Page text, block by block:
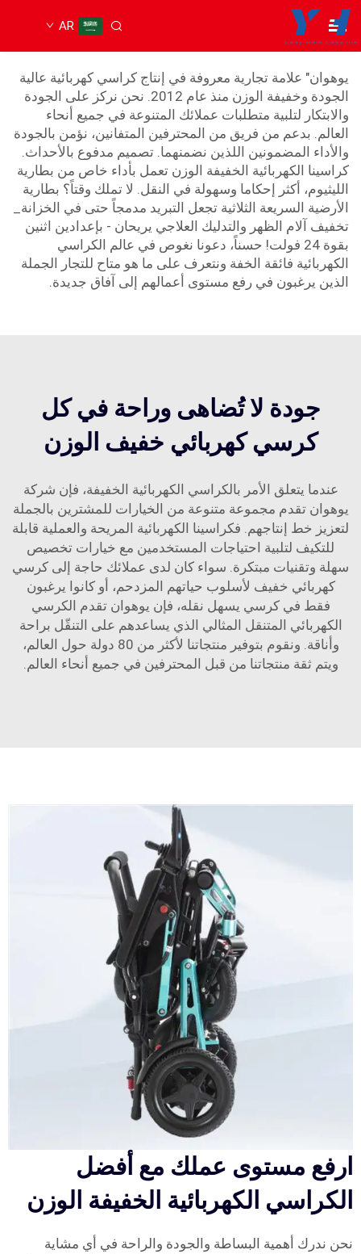
AR
كرسي الطاقة الخفيف الوزن
يوهوان" علامة تجارية معروفة في إنتاج كراسي كهربائية عالية
الجودة وخفيفة الوزن منذ عام 2012. نحن نركز على الجودة
والابتكار لتلبية متطلبات عملائك المتنوعة في جميع أنحاء
العالم. بدعم من فريق من المحترفين المتفانين، نؤمن بالجودة
والأداء المضمونين اللذين نضمنهما. تصميم مدفوع بالأحداث.
كراسينا الكهربائية الخفيفة الوزن تعمل بأداء خاص من بطارية
الليثيوم، أكثر إحكاما وسهولة في النقل. لا تملك وقتاً؟ بطارية
الأرضية السريعة الثلاثية تجعل التبريد مدمجاً حتى في الخزانة_
تخفيف آلام الظهر والتدليك العلاجي يريحان - بإعدادين اثنين
بقوة 24 فولت! حسناً، دعونا نغوص في عالم الكراسي
الكهربائية فائقة الخفة ونتعرف على ما هو متاح للتجار الجملة
الذين يرغبون في رفع مستوى أعمالهم إلى آفاق جديدة.
جودة لا تُضاهى وراحة في كل
كرسي كهربائي خفيف الوزن
عندما يتعلق الأمر بالكراسي الكهربائية الخفيفة، فإن شركة
يوهوان تقدم مجموعة متنوعة من الخيارات للمشترين بالجملة
لتعزيز خط إنتاجهم. فكراسينا الكهربائية المريحة والعملية قابلة
للتكيف لتلبية احتياجات المستخدمين مع خيارات تخصيص
سهلة وتقنيات مبتكرة. سواء كان لدى عملائك حاجة إلى كرسي
كهربائي خفيف لأسلوب حياتهم المزدحم، أو كانوا يرغبون
فقط في كرسي يسهل نقله، فإن يوهوان تقدم الكرسي
الكهربائي المتنقل المثالي الذي يساعدهم على التنقّل براحة
وأناقة. ونقوم بتوفير منتجاتنا لأكثر من 80 دولة حول العالم،
ويتم ثقة منتجاتنا من قبل المحترفين في جميع أنحاء العالم.
ارفع مستوى عملك مع أفضل
الكراسي الكهربائية الخفيفة الوزن
نحن ندرك أهمية البساطة والجودة والراحة في أي مشاية